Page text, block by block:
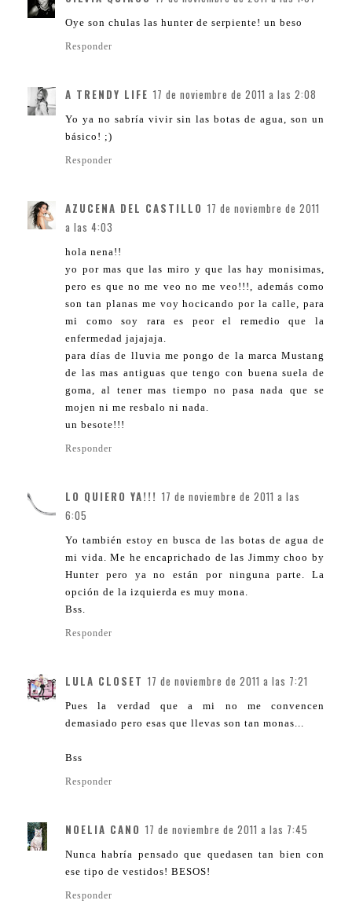
Oye son chulas las hunter de serpiente! un beso
Responder
A TRENDY LIFE 17 de noviembre de 2011 a las 2:08
Yo ya no sabría vivir sin las botas de agua, son un
básico! ;)
Responder
AZUCENA DEL CASTILLO 17 de noviembre de 2011
a las 4:03
hola nena!!
yo por mas que las miro y que las hay monisimas,
pero es que no me veo no me veo!!!, además como
son tan planas me voy hocicando por la calle, para
mi como soy rara es peor el remedio que la
enfermedad jajajaja.
para días de lluvia me pongo de la marca Mustang
de las mas antiguas que tengo con buena suela de
goma, al tener mas tiempo no pasa nada que se
mojen ni me resbalo ni nada.
un besote!!!
Responder
LO QUIERO YA!!! 17 de noviembre de 2011 a las
6:05
Yo también estoy en busca de las botas de agua de
mi vida. Me he encaprichado de las Jimmy choo by
Hunter pero ya no están por ninguna parte. La
opción de la izquierda es muy mona.
Bss.
Responder
LULA CLOSET 17 de noviembre de 2011 a las 7:21
Pues la verdad que a mi no me convencen
demasiado pero esas que llevas son tan monas...
Bss
Responder
NOELIA CANO 17 de noviembre de 2011 a las 7:45
Nunca habría pensado que quedasen tan bien con
ese tipo de vestidos! BESOS!
Responder